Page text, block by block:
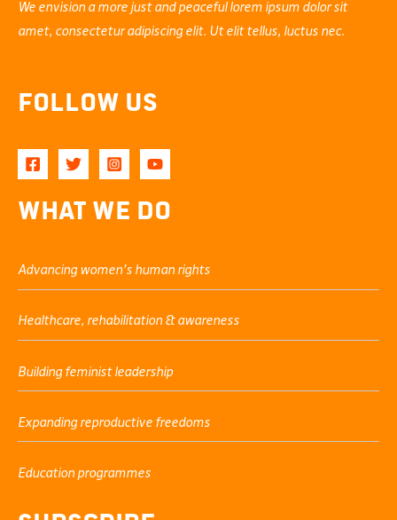
We envision a more just and peaceful lorem ipsum dolor sit
amet, consectetur adipiscing elit. Ut elit tellus, luctus nec.
Follow Us
What We Do
Advancing women’s human rights
Healthcare, rehabilitation & awareness
Building feminist leadership
Expanding reproductive freedoms
Education programmes